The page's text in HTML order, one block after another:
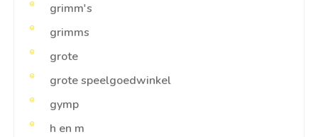
grimm's
grimms
grote
grote speelgoedwinkel
gymp
h en m